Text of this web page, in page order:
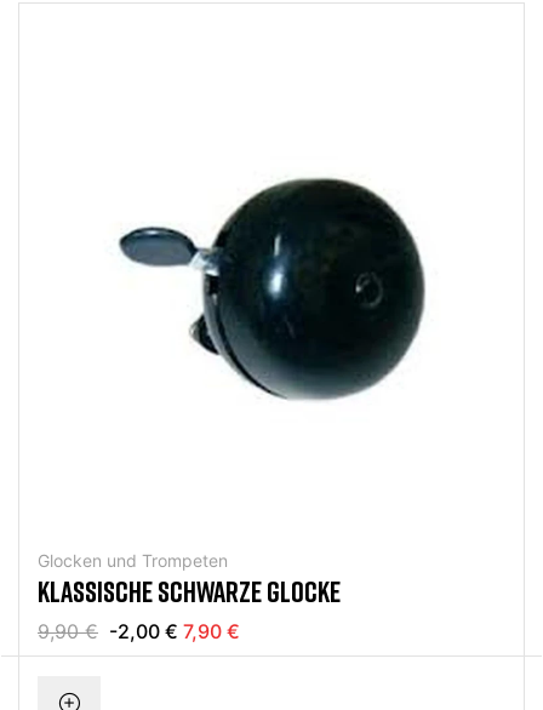
Glocken und Trompeten
KLASSISCHE SCHWARZE GLOCKE
9,90 € -2,00 € 7,90 €